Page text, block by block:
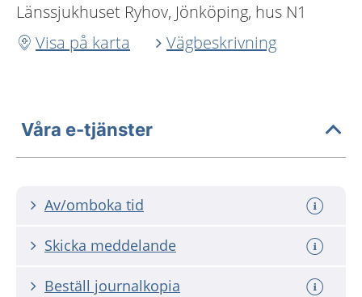
Länssjukhuset Ryhov, Jönköping, hus N1
Visa på karta
Vägbeskrivning
Våra e-tjänster
Av/omboka tid
Skicka meddelande
Beställ journalkopia